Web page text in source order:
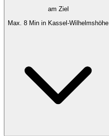
am Ziel
Max. 8 Min in Kassel-Wilhelmshöhe